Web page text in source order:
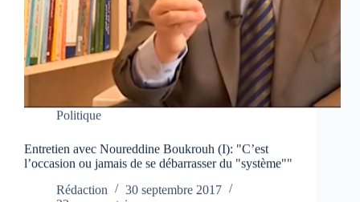
Politique
Entretien avec Noureddine Boukrouh (I): "C’est
l’occasion ou jamais de se débarrasser du "système""
Rédaction
30 septembre 2017